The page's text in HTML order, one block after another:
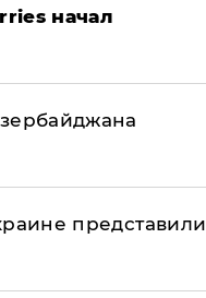
начал
представили